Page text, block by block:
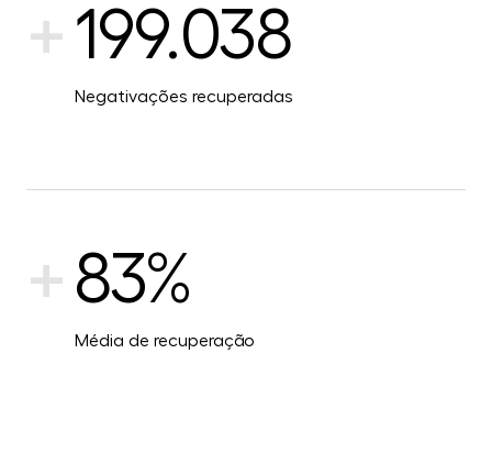
+ 199.038
Negativações recuperadas
+ 83%
Média de recuperação